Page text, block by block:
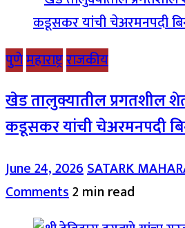
पुणेमहाराष्ट्रराजकीय
खेड तालुक्यातील प्रगतशील
कडूसकर यांची चेअरमनपदी
June 24, 2026SATARK
Comments2 min read